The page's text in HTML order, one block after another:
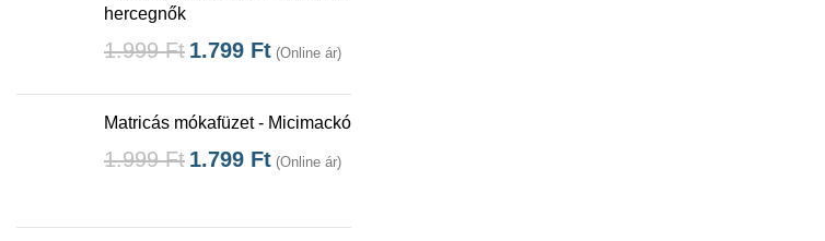
hercegnők
1.999Ft 1.799 Ft (Online ár)
Matricás mókafüzet - Micimackó
1.999Ft 1.799 Ft (Online ár)